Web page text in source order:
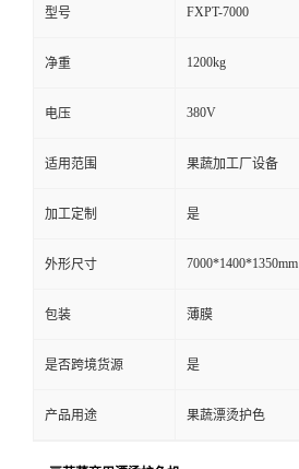
型号 FXPT-7000
净重 1200kg
电压 380V
适用范围 果蔬加工厂设备
加工定制 是
外形尺寸 7000*1400*1350mm
包装 薄膜
是否跨境货源 是
产品用途 果蔬漂烫护色